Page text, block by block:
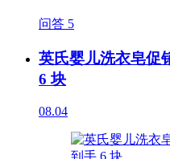
问答 5
英氏婴儿洗衣皂促
6 块
08.04